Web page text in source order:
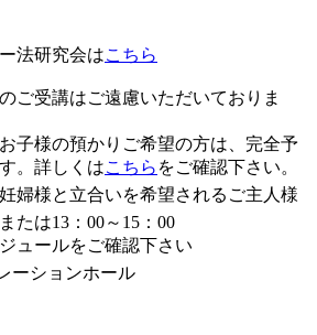
法研究会はこちら
ご受講はご遠慮いただいておりま
子様の預かりご希望の方は、完全予
。詳しくはこちら をご確認下さい。
婦様と立合いを希望されるご主人様
たは13：00～15：00
ュールをご確認下さい
ーションホール